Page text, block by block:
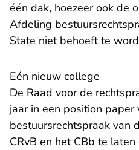
één dak, hoezeer ook de
Afdeling
State niet behoeft te
Eén nieuw college
De Raad voor de
jaar in een position paper
bestuursrechtspraak van
CRvB en het CBb te